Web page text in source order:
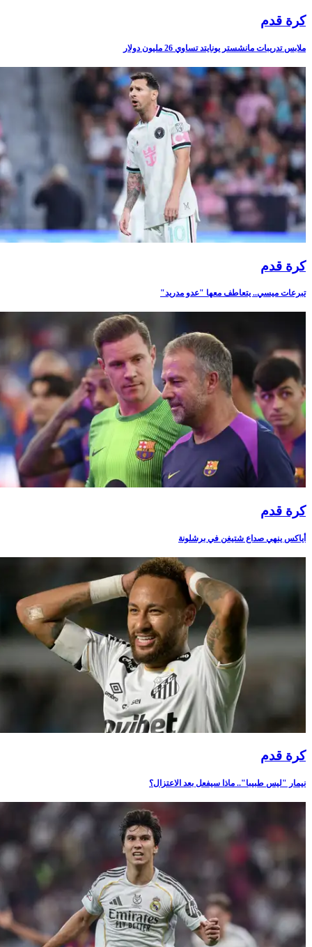
كرة قدم
ملابس تدريبات مانشستر يونايتد تساوي 26 مليون دولار
كرة قدم
تبرعات ميسي.. يتعاطف معها "عدو مدريد"
كرة قدم
أياكس ينهي صداع شتيغن في برشلونة
كرة قدم
نيمار "ليس طبيبا".. ماذا سيفعل بعد الاعتزال؟